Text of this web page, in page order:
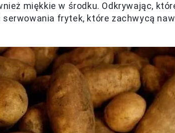
miękkie w środku. Odkrywając,
frytek, które zachwycą